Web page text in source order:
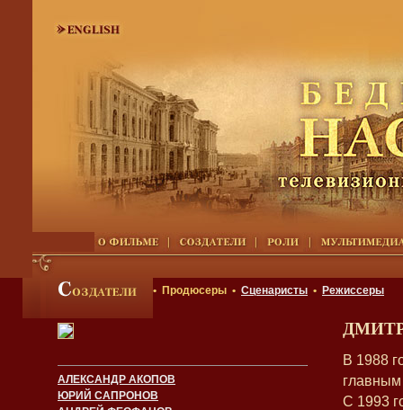
• Продюсеры • Сценаристы • Режиссеры
АЛЕКСАНДР АКОПОВ
ЮРИЙ САПРОНОВ
В 1988
С 1993